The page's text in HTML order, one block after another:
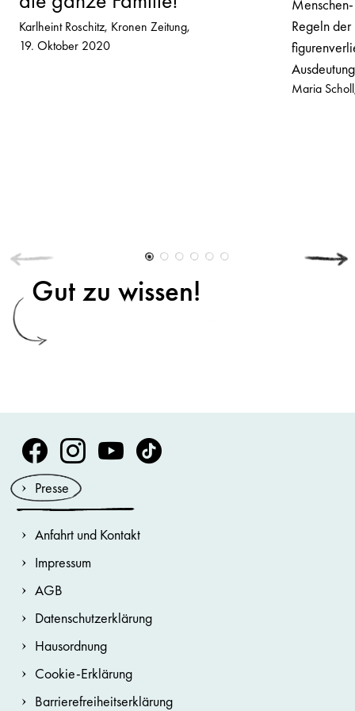
Karlheint Roschitz Kronen Zeitung
19. Oktober 2020
Regeln der
Maria Scholl
Gut zu wissen!
Volksoper Facebook
Volksoper Instagram
Volksoper Youtube
Volksoper TikTok
Presse
Anfahrt und Kontakt
Impressum
AGB
Datenschutzerklärung
Hausordnung
Cookie-Erklärung
Barrierefreiheitserklärung